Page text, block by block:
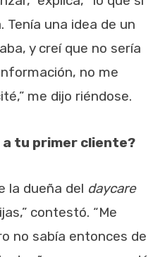
Tenía una idea de un
y creí que no sería
no me
me dijo riéndose.
tu primer cliente?
la dueña del daycare
contestó. “Me
no sabía entonces de